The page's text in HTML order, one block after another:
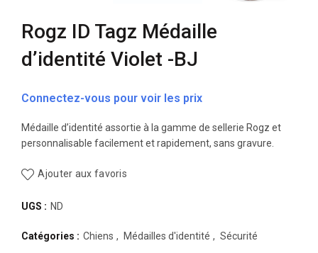
Rogz ID Tagz Médaille
d’identité Violet -BJ
Connectez-vous pour voir les prix
Médaille d’identité assortie à la gamme de sellerie Rogz et
personnalisable facilement et rapidement, sans gravure.
Ajouter aux favoris
UGS : ND
Catégories : Chiens , Médailles d'identité , Sécurité